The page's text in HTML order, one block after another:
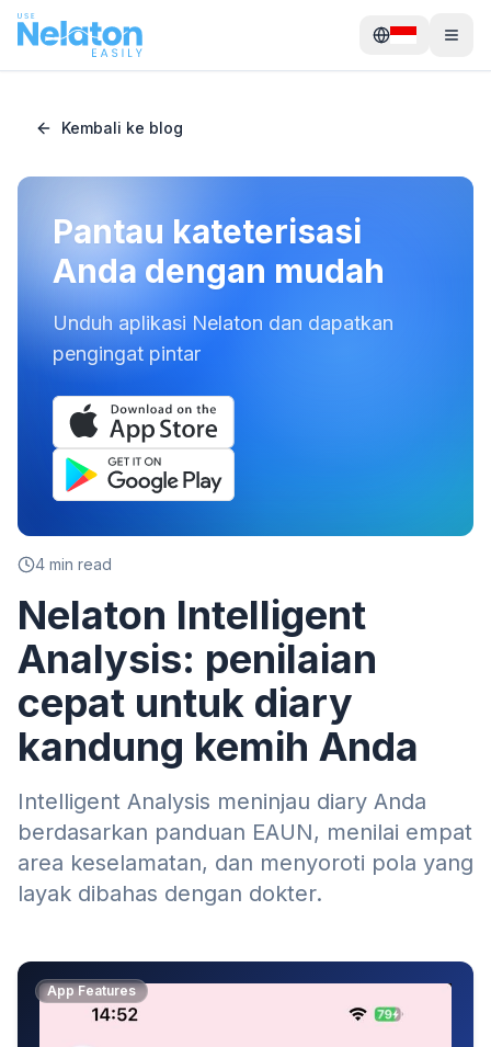
Kembali ke blog
Pantau kateterisasi
Anda dengan mudah
Unduh aplikasi Nelaton dan dapatkan
pengingat pintar
4 min read
Nelaton Intelligent
Analysis: penilaian
cepat untuk diary
kandung kemih Anda
Intelligent Analysis meninjau diary Anda
berdasarkan panduan EAUN, menilai empat
area keselamatan, dan menyoroti pola yang
layak dibahas dengan dokter.
App Features